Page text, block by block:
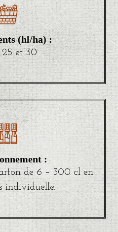
(hl/ha) :
25 et 30
:
de 6 – 300 cl en
individuelle.